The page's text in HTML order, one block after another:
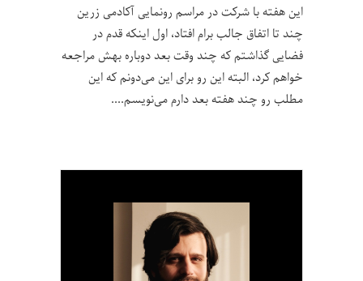
این هفته با شرکت در مراسم رونمایی آکادمی زرین
چند تا اتفاق جالب برام افتاد، اول اینکه قدم در
فضایی گذاشتم که چند وقت بعد دوباره بهش مراجعه
خواهم کرد، البته این رو برای این می‌دونم که این
مطلب رو چند هفته بعد دارم می‌نویسم.